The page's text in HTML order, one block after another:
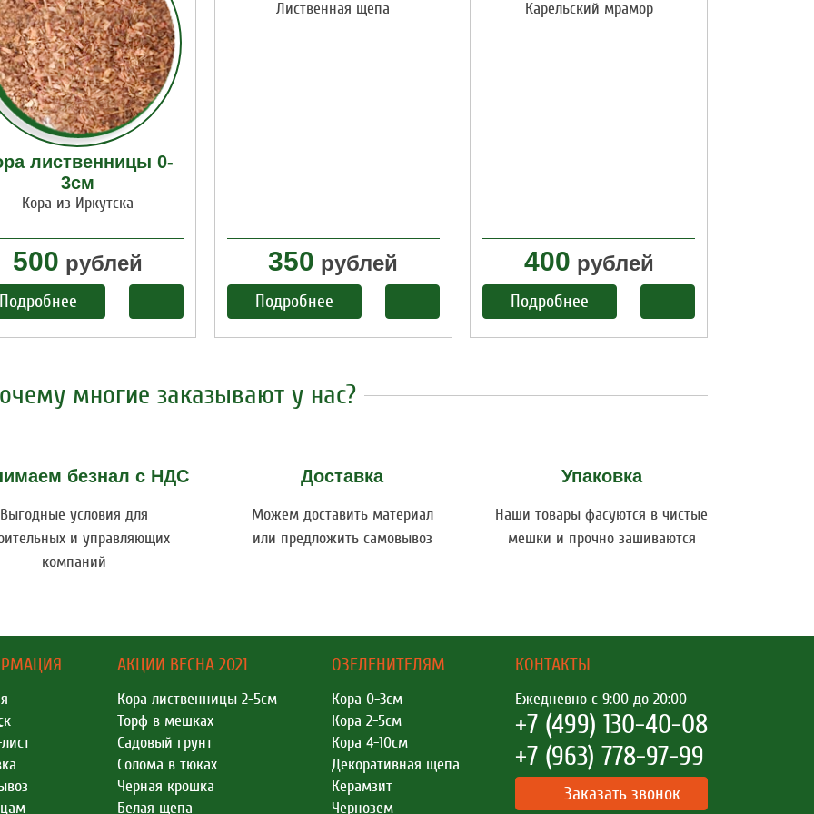
лиственницы 0-
3см
Кора из Иркутска
500 рублей
Подробнее
Лиственная щепа
350 рублей
Подробнее
Карельский мрамор
400 рублей
Подробнее
многие заказывают у нас?
безнал с НДС
Выгодные условия для
и управляющих
компаний
Доставка
Можем доставить материал
или предложить самовывоз
Упаковка
Наши товары фасуются в чистые
мешки и прочно зашиваются
АКЦИИ ВЕСНА 2021
Кора лиственницы 2-5см
Торф в мешках
Садовый грунт
Солома в тюках
Черная крошка
Белая щепа
ОЗЕЛЕНИТЕЛЯМ
Кора 0-3см
Кора 2-5см
Кора 4-10см
Декоративная щепа
Керамзит
Чернозем
КОНТАКТЫ
Ежедневно с 9:00 до 20:00
+7 499 130-40-08
+7 963 778-97-99
Заказать звонок